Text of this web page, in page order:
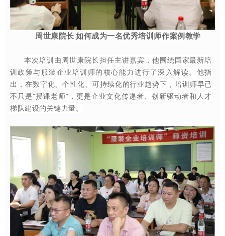
周世康院长 如何成为一名优秀培训师作案例教学
本次培训由周世康院长担任主讲嘉宾，他围绕国家最新培
训政策与服装企业培训师的核心能力进行了深入解读。他指
出，在数字化、个性化、可持续化的行业趋势下，培训师早已
不只是“授课老师”，更是企业文化传递者、创新驱动者和人才
梯队建设的关键力量。